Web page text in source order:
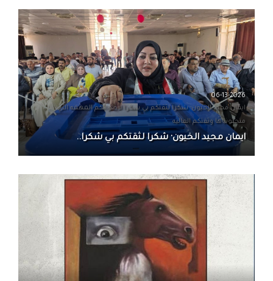
06-13-2026
ايمان مجيد الخيون· شكرا لثقتكم بي شكرا لاصواتكم المهمه التي
منحتونياها وثقتكم العاليه
ايمان مجيد الخيون· شكرا لثقتكم بي شكرا..